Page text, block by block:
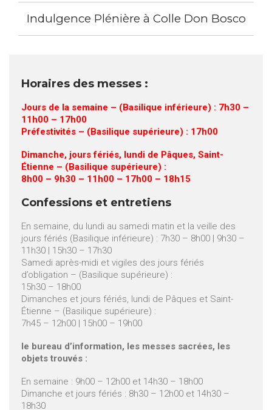
Indulgence Plénière à Colle Don Bosco
Horaires des messes :
Jours de la semaine – (Basilique inférieure) : 7h30 –
11h00 – 17h00
Préfestivités – (Basilique supérieure) : 17h00
Dimanche, jours fériés, lundi de Pâques, Saint-
Étienne – (Basilique supérieure) :
8h00 – 9h30 – 11h00 – 17h00 – 18h15
Confessions et entretiens
En semaine, du lundi au samedi matin et la veille des
jours fériés (Basilique inférieure) : 7h30 – 8h00 | 9h30 –
11h30 | 15h30 – 17h30
Samedi après-midi et vigiles des jours fériés
d’obligation – (Basilique supérieure) :
15h30 – 18h00
Dimanches et jours fériés, lundi de Pâques et Saint-
Étienne – (Basilique supérieure) :
7h45 – 12h00 | 15h00 – 19h00
le bureau d’information, les messes sacrées, les
objets trouvés :
En semaine : 9h00 – 12h00 et 14h30 – 18h00
Dimanche et jours fériés : 8h30 – 12h00 et 14h30 –
18h30